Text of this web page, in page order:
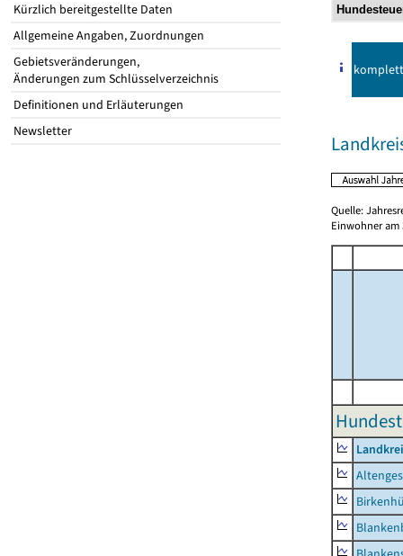
Kürzlich bereitgestellte Daten
Allgemeine Angaben, Zuordnungen
Gebietsveränderungen,
Änderungen zum Schlüsselverzeichnis
Definitionen und Erläuterungen
Newsletter
komplett
Quelle:
Einwohner am